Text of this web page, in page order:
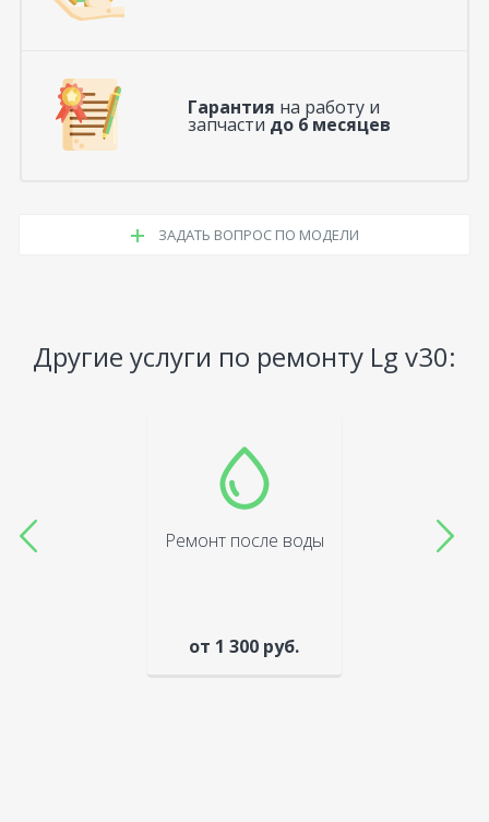
Гарантия на работу и
запчасти до 6 месяцев
ЗАДАТЬ ВОПРОС ПО МОДЕЛИ
Другие услуги по ремонту Lg v30:
Ремонт после воды
от 1 300 руб.